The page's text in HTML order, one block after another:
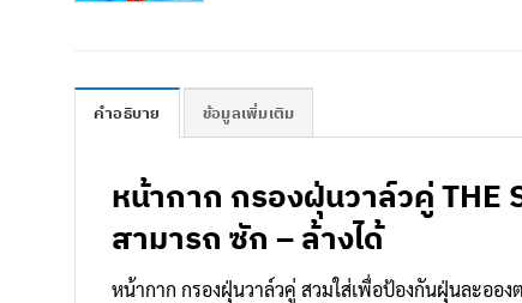
คำอธิบาย ข้อมูลเพิ่มเติม
หน้ากาก กรองฝุ่นวาล์วคู่ THE
สามารถ ซัก – ล้างได้
หน้ากาก กรองฝุ่นวาล์วคู่ สวมใส่เพื่อป้องกันฝุ่นละออ